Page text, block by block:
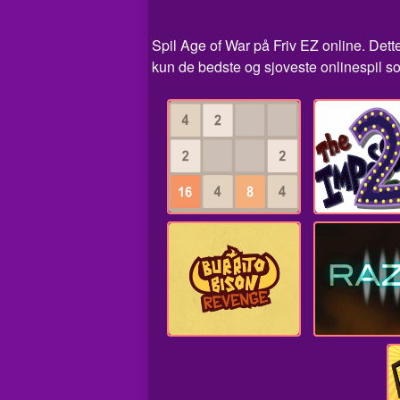
Spil Age of War på Friv EZ online.
kun de bedste og sjoveste onlinespil